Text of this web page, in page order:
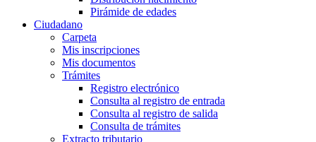
Pirámide de edades
Ciudadano
Carpeta
Mis inscripciones
Mis documentos
Trámites
Registro electrónico
Consulta al registro de entrada
Consulta al registro de salida
Consulta de trámites
Extracto tributario